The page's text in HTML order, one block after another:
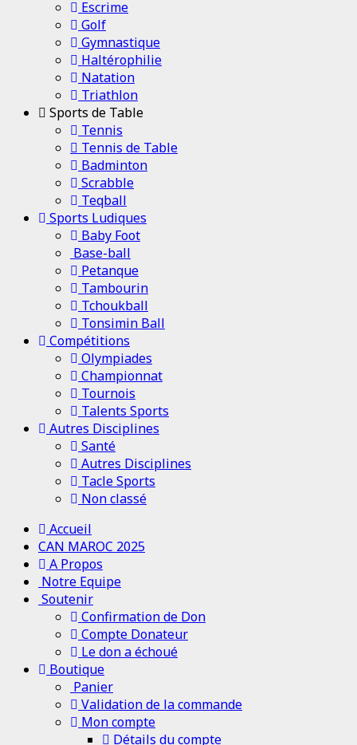
Escrime
Golf
Gymnastique
Haltérophilie
Natation
Triathlon
Sports de Table
Tennis
Tennis de Table
Badminton
Scrabble
Teqball
Sports Ludiques
Baby Foot
Base-ball
Petanque
Tambourin
Tchoukball
Tonsimin Ball
Compétitions
Olympiades
Championnat
Tournois
Talents Sports
Autres Disciplines
Santé
Autres Disciplines
Tacle Sports
Non classé
Menu
principal
Accueil
CAN MAROC 2025
A Propos
Notre Equipe
Soutenir
Confirmation de Don
Compte Donateur
Le don a échoué
Boutique
Panier
Validation de la commande
Mon compte
Détails du compte